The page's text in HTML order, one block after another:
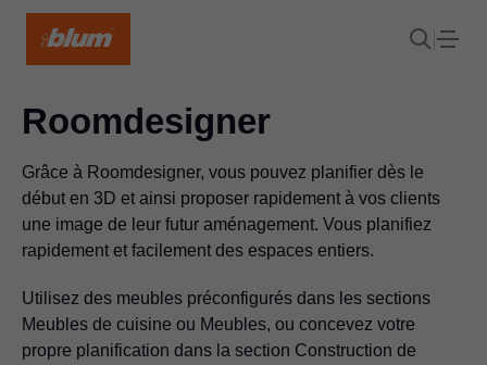
Roomdesigner
Grâce à Roomdesigner, vous pouvez planifier dès le
début en 3D et ainsi proposer rapidement à vos clients
une image de leur futur aménagement. Vous planifiez
rapidement et facilement des espaces entiers.
Utilisez des meubles préconfigurés dans les sections
Meubles de cuisine ou Meubles, ou concevez votre
propre planification dans la section Construction de